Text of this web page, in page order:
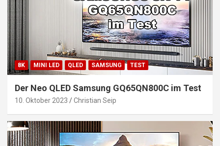
8K MINI LED QLED SAMSUNG TEST
Der Neo QLED Samsung GQ65QN800C im Test
10. Oktober 2023 Christian Seip